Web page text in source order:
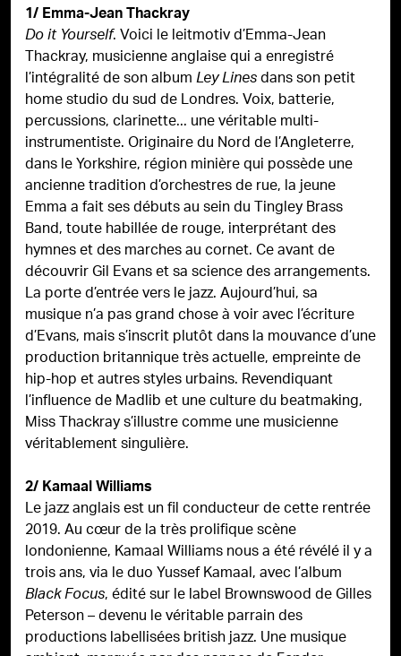
1/ Emma-Jean Thackray
Do it Yourself. Voici le leitmotiv d’Emma-Jean
Thackray, musicienne anglaise qui a enregistré
l’intégralité de son albumLey Linesdans son petit
home studio du sud de Londres. Voix, batterie,
percussions, clarinette... une véritable multi-
instrumentiste. Originaire du Nord de l’Angleterre,
dans le Yorkshire, région minière qui possède une
ancienne tradition d’orchestres de rue, la jeune
Emma a fait ses débuts au sein du Tingley Brass
Band, toute habillée de rouge, interprétant des
hymnes et des marches au cornet. Ce avant de
découvrir Gil Evans et sa science des arrangements.
La porte d’entrée vers le jazz. Aujourd’hui, sa
musique n’a pas grand chose à voir avec l’écriture
d’Evans, mais s’inscrit plutôt dans la mouvance d’une
production britannique très actuelle, empreinte de
hip-hop et autres styles urbains. Revendiquant
l’influence de Madlib et une culture du beatmaking,
Miss Thackray s’illustre comme une musicienne
véritablement singulière.
2/ Kamaal Williams
Le jazz anglais est un fil conducteur de cette rentrée
2019. Au cœur de la très prolifique scène
londonienne, Kamaal Williams nous a été révélé il y a
trois ans, via le duo Yussef Kamaal, avec l’album
Black Focus, édité sur le label Brownswood de Gilles
Peterson – devenu le véritable parrain des
productions labellisées british jazz. Une musique